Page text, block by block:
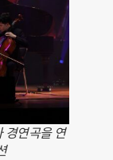
경연곡을 연